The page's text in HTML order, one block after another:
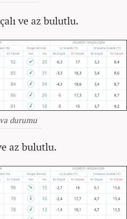
ve az bulutlu.
durumu
az bulutlu.